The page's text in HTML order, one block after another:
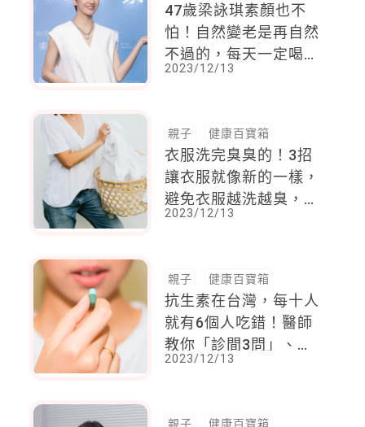
47歲梁詠琪素顏也不
怕！自然變老是再自然
不過的，每天一定喝
湯，定期醫美讓自己慢
2023/12/13
親子 健康百寶箱
衣服洗完臭臭的！3招
讓衣服就像新的一樣，
避免衣服越洗越臭，記
得加上「這步驟」
2023/12/13
親子 健康百寶箱
抗生素在台灣，每十人
就有6個人吃錯！醫師
教你「診間3問」、「4
不1要」正確服用抗生
2023/12/13
親子 健康百寶箱